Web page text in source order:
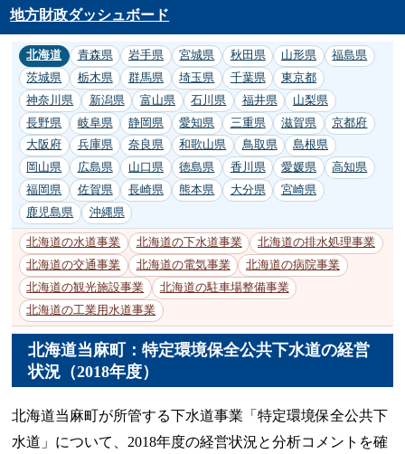
地方財政ダッシュボード
北海道 青森県 岩手県 宮城県 秋田県 山形県
福島県
茨城県
栃木県 群馬県 埼玉県 千葉県
東京都
神奈川県
新潟県 富山県 石川県 福井県
山梨県
長野県
岐阜県 静岡県 愛知県 三重県 滋賀県
京都府
大阪府
兵庫県 奈良県 和歌山県 鳥取県
島根県
岡山県
広島県 山口県 徳島県 香川県 愛媛県
高知県
福岡県
佐賀県 長崎県 熊本県 大分県
宮崎県
鹿児島県
沖縄県
北海道の水道事業 北海道の下水道事業
北海道の排水処理事業
北海道の交通事業
北海道の電気事業
北海道の病院事業
北海道の観光施設事業
北海道の駐車場整備事業
北海道の工業用水道事業
北海道当麻町：特定環境保全公共下水道の経営
状況（2018年度）
北海道当麻町が所管する下水道事業「特定環境保全公共下
水道」について、2018年度の経営状況と分析コメントを確